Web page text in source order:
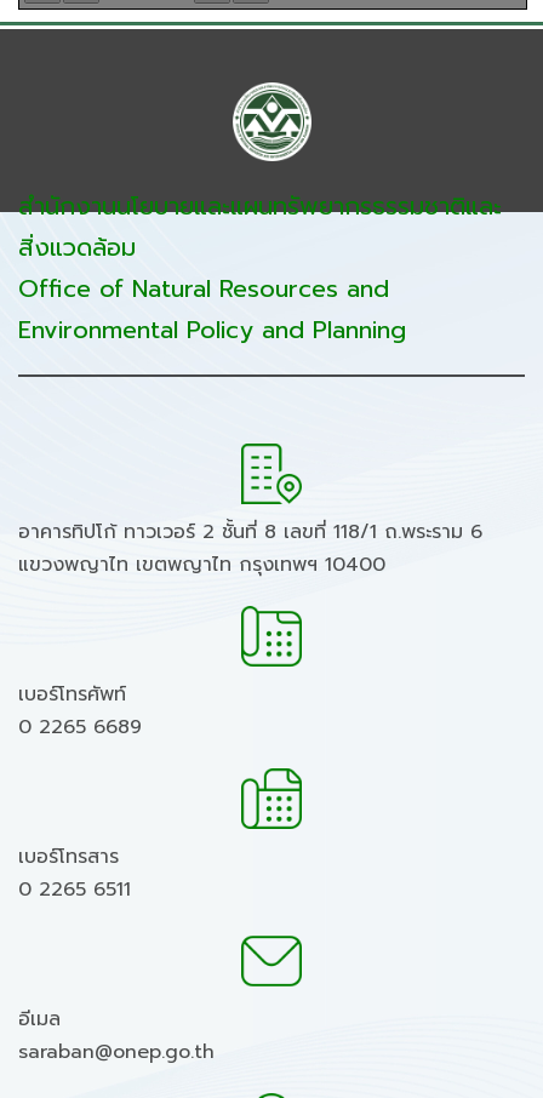
สำนักงานนโยบายและแผนทรัพยากรธรรมชาติและ
สิ่งแวดล้อม
Office of Natural Resources and
Environmental Policy and Planning
อาคารทิปโก้ ทาวเวอร์ 2 ชั้นที่ 8 เลขที่ 118/1 ถ.พระราม 6
แขวงพญาไท เขตพญาไท กรุงเทพฯ 10400
เบอร์โทรศัพท์
0 2265 6689
เบอร์โทรสาร
0 2265 6511
อีเมล
saraban@onep.go.th